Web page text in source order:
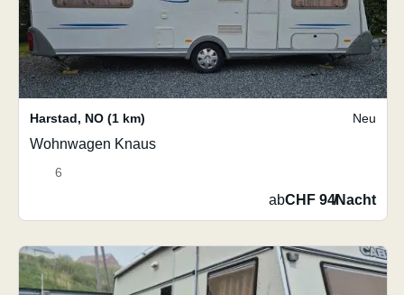
Harstad, NO (1 km) Neu
Wohnwagen Knaus
6
abCHF 94/Nacht